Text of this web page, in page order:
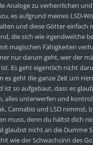
Analoge zu verherrlichen
es aufgrund meines LSD-
und diese Götter einfach
die sich wie irgendwelche
magischen Fähigkeiten
nur darum geht, wer der
Es geht eigentlich nicht
es geht die ganze Zeit um
ist so aufgebaut, dass es
alles unterwerfen und
Cannabis und LSD nimmst,
muss, denn du hältst dich
glaubst nicht an die Dumme
wie der Schwachsinn des